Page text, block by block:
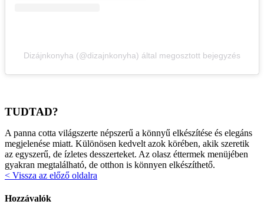
Dizájnkonyha (@dizajnkonyha) által megosztott bejegyzés
TUDTAD?
A panna cotta világszerte népszerű a könnyű elkészítése és elegáns
megjelenése miatt. Különösen kedvelt azok körében, akik szeretik
az egyszerű, de ízletes desszerteket. Az olasz éttermek menüjében
gyakran megtalálható, de otthon is könnyen elkészíthető.
< Vissza az előző oldalra
Hozzávalók